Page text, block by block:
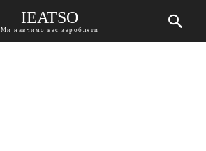
IEATSO
Ми навчимо вас заробляти